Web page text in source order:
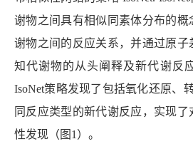
谢物之间具有相似同素体分布的
谢物之间的反应关系，并通过原子
知代谢物的从头阐释及新代谢反
IsoNet策略发现了包括氧化还原、
同反应类型的新代谢反应，实现
性发现（图 1 ）。